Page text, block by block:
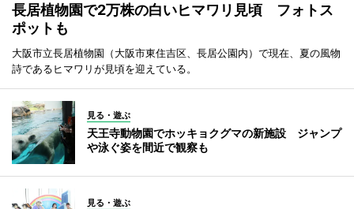
長居植物園で2万株の白いヒマワリ見頃 フォトス
ポットも
大阪市立長居植物園（大阪市東住吉区、長居公園内）で現在、夏の風物
詩であるヒマワリが見頃を迎えている。
見る・遊ぶ
天王寺動物園でホッキョクグマの新施設 ジャンプ
や泳ぐ姿を間近で観察も
見る・遊ぶ